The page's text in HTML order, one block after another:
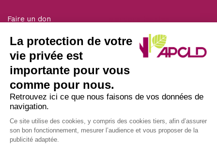
Faire un don
Solidarité magazine
SIÈGE DE L’ASSOCIATION
Nous écrire par courrier postal à l’adresse :
APCLD
45/47 avenue Laplace
94117 ARCUEIL CEDEX
La protection de votre
vie privée est
importante pour vous
comme pour nous.
Retrouvez ici ce que nous faisons de vos données de
navigation.
Ce site utilise des cookies, y compris des cookies tiers, afin d’assurer
son bon fonctionnement, mesurer l’audience et vous proposer de la
publicité adaptée.